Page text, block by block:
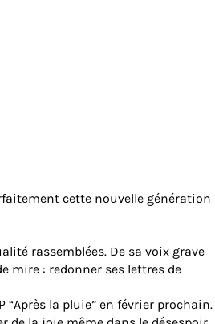
cette nouvelle génération
rassemblées. De sa voix grave
mire : redonner ses lettres de
“Après la pluie” en février prochain.